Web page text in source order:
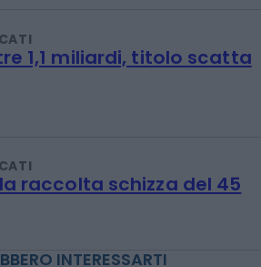
1,1 miliardi, titolo scatta
raccolta schizza del 45
INTERESSARTI